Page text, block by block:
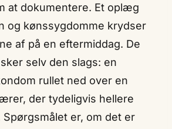
at dokumentere. Et oplæg
og kønssygdomme krydser
af på en eftermiddag. De
selv den slags: en
rullet ned over en
der tydeligvis hellere
er, om det er